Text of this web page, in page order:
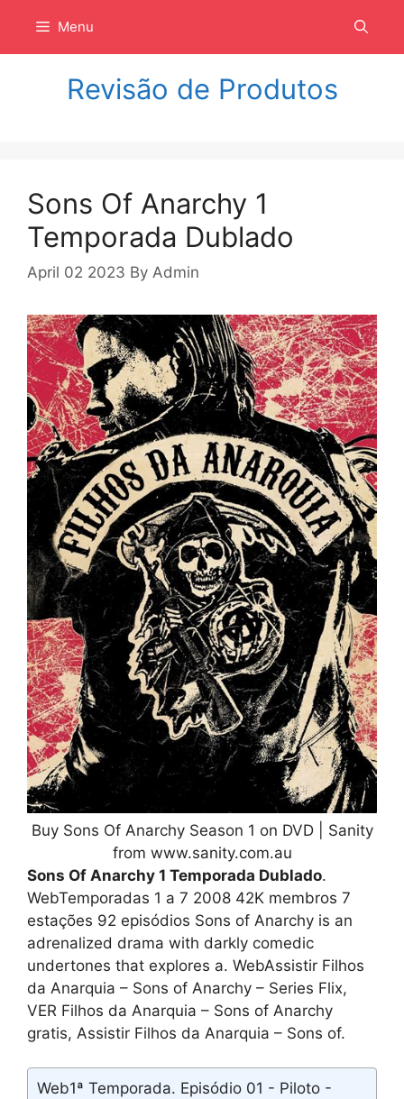
isi
Menu
Revisão de Produtos
Sons Of Anarchy 1
Temporada Dublado
April 02 2023 By Admin
Buy Sons Of Anarchy Season 1 on DVD | Sanity
from www.sanity.com.au
Sons Of Anarchy 1 Temporada Dublado.
WebTemporadas 1 a 7 2008 42K membros 7
estações 92 episódios Sons of Anarchy is an
adrenalized drama with darkly comedic
undertones that explores a. WebAssistir Filhos
da Anarquia – Sons of Anarchy – Series Flix,
VER Filhos da Anarquia – Sons of Anarchy
gratis, Assistir Filhos da Anarquia – Sons of.
Web1ª Temporada. Episódio 01 - Piloto -